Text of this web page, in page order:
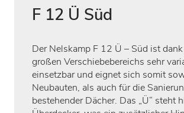
F 12 Ü Süd
Der Nelskamp F 12 Ü – Süd ist
großen Verschiebebereichs sehr
einsetzbar und eignet sich somit
Neubauten, als auch für die
bestehender Dächer. Das „Ü“ steht